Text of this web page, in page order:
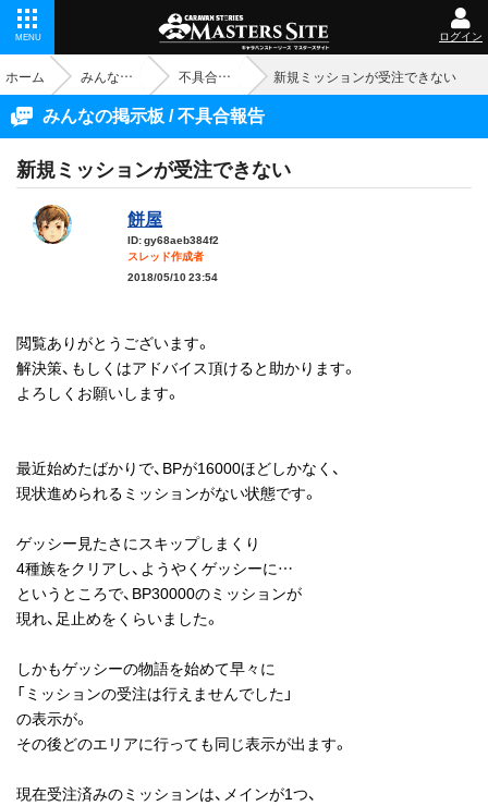
MENU ログイン
ホーム みんなの掲示板 不具合報告 新規ミッションが受注できない
みんなの掲示板 / 不具合報告
新規ミッションが受注できない
餅屋
ID: gy68aeb384f2
スレッド作成者
2018/05/10 23:54
閲覧ありがとうございます。
解決策、もしくはアドバイス頂けると助かります。
よろしくお願いします。
最近始めたばかりで、BPが16000ほどしかなく、
現状進められるミッションがない状態です。
ゲッシー見たさにスキップしまくり
4種族をクリアし、ようやくゲッシーに…
というところで、BP30000のミッションが
現れ、足止めをくらいました。
しかもゲッシーの物語を始めて早々に
「ミッションの受注は行えませんでした」
の表示が。
その後どのエリアに行っても同じ表示が出ます。
現在受注済みのミッションは、メインが1つ、